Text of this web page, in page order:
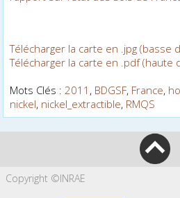
Télécharger la carte en .jpg (basse
Télécharger la carte en .pdf (haute
Mots Clés :2011 , BDGSF, France,
nickel, nickel_extractible, RMQS
Copyright ©INRAE